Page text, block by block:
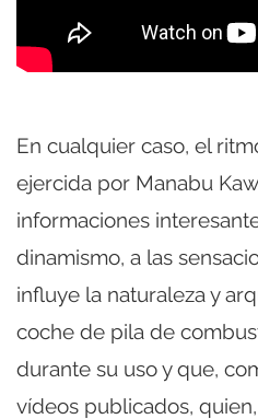
En cualquier caso, el
ejercida por Manabu
informaciones
dinamismo, a las
influye la naturaleza y
coche de pila de
durante su uso y que,
vídeos publicados,